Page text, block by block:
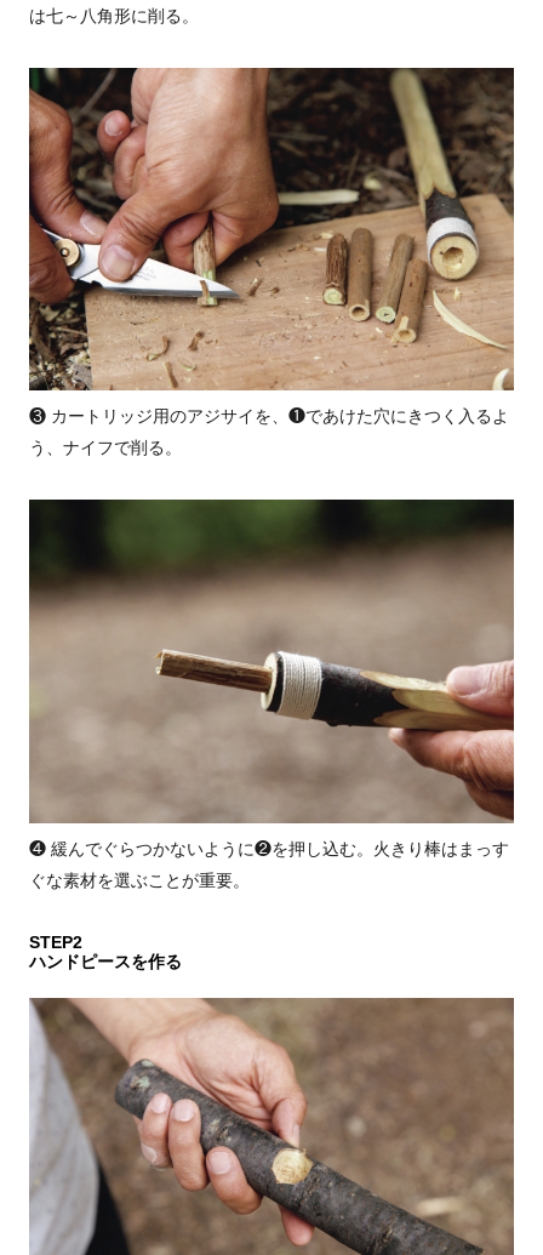
は七～八角形に削る。
❸ カートリッジ用のアジサイを、❶であけた穴にきつく入るよ
う、ナイフで削る。
❹ 緩んでぐらつかないように❷を押し込む。火きり棒はまっす
ぐな素材を選ぶことが重要。
STEP2
ハンドピースを作る